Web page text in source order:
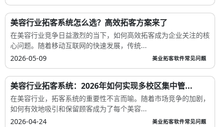
美容行业拓客系统怎么选？高效拓客方案来了
在美容行业竞争日益激烈的当下，如何高效拓客成为企业关注的核
心问题。随着移动互联网的快速发展，传统...
2026-05-09
美业拓客软件常见问题
美容行业拓客系统：2026年如何实现多校区集中管...
在美容行业，拓客系统的重要性不言而喻。随着市场竞争的加剧，
如何有效地吸引和保留顾客成为了每个美容...
2026-04-24
美业拓客软件常见问题